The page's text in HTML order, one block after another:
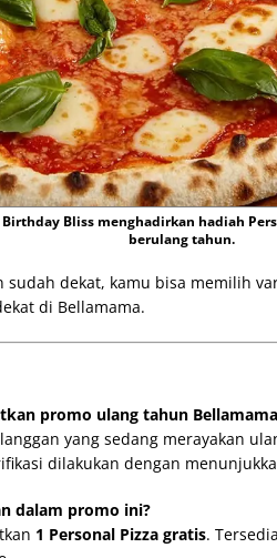
Bliss menghadirkan hadiah
berulang tahun.
sudah dekat, kamu bisa memilih
di Bellamama.
promo ulang tahun
yang sedang merayakan
dilakukan dengan
dalam promo ini?
1 Personal Pizza gratis.